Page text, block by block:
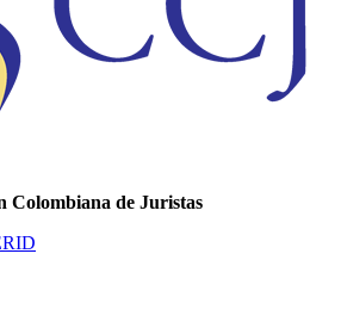
Colombiana de Juristas